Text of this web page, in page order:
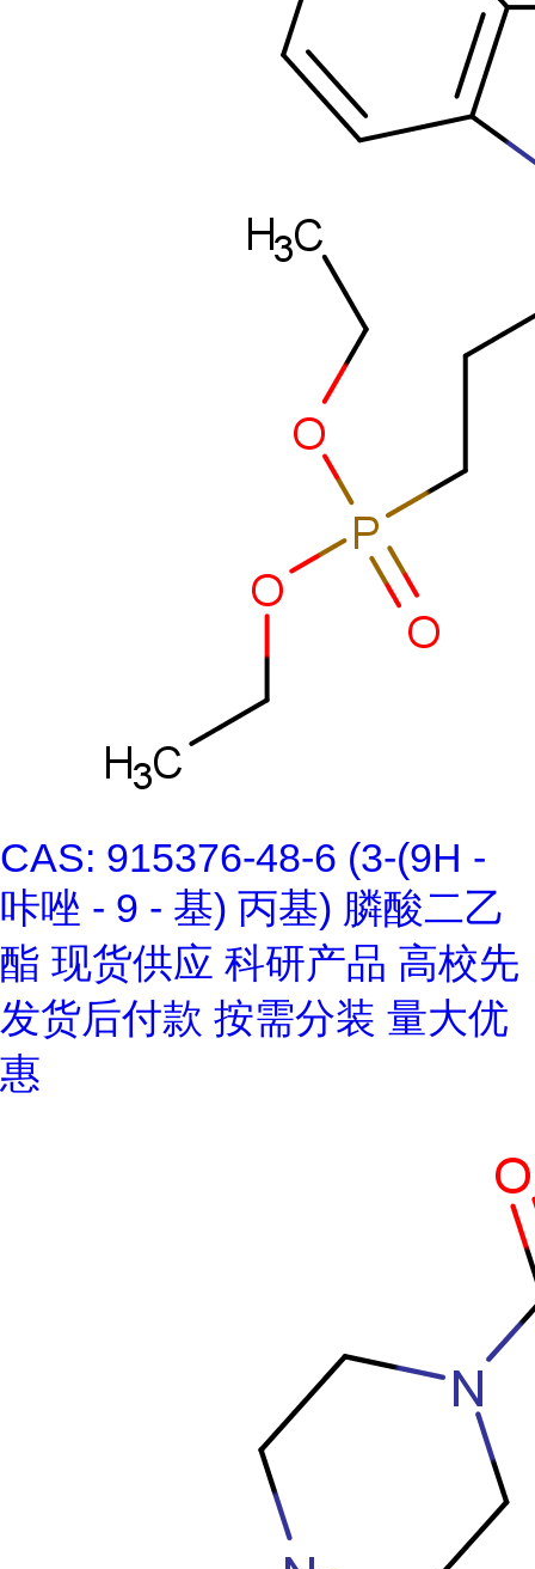
CAS: 915376-48-6 (3-(9H -
咔唑 - 9 - 基) 丙基) 膦酸二乙
酯 现货供应 科研产品 高校先
发货后付款 按需分装 量大优
惠